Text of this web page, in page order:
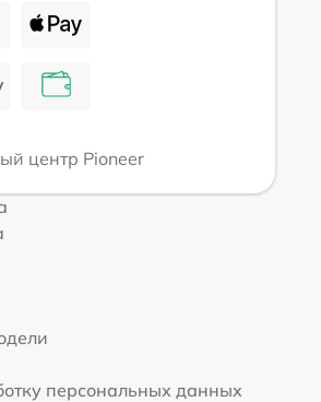
центр Pioneer
персональных данных